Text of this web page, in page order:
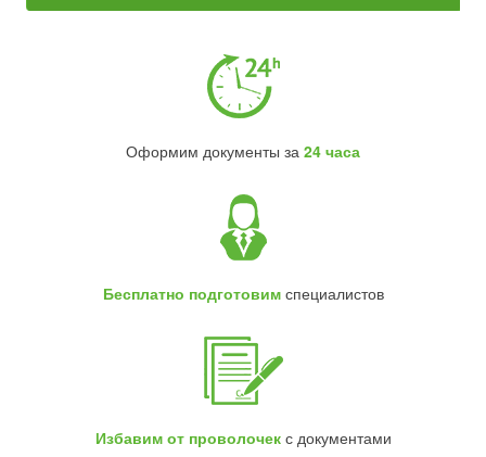
Оформим документы за 24 часа
Бесплатно подготовимспециалистов
Избавим от проволочекс документами